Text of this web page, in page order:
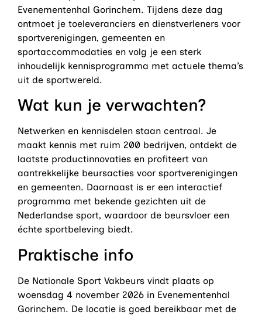
Evenementenhal Gorinchem. Tijdens deze dag
ontmoet je toeleveranciers en dienstverleners voor
sportverenigingen, gemeenten en
sportaccommodaties en volg je een sterk
inhoudelijk kennisprogramma met actuele thema’s
uit de sportwereld.
Wat kun je verwachten?
Netwerken en kennisdelen staan centraal. Je
maakt kennis met ruim 200 bedrijven, ontdekt de
laatste productinnovaties en profiteert van
aantrekkelijke beursacties voor sportverenigingen
en gemeenten. Daarnaast is er een interactief
programma met bekende gezichten uit de
Nederlandse sport, waardoor de beursvloer een
échte sportbeleving biedt.
Praktische info
De Nationale Sport Vakbeurs vindt plaats op
woensdag 4 november 2026 in Evenementenhal
Gorinchem. De locatie is goed bereikbaar met de